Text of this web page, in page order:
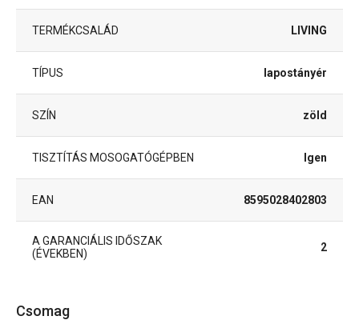
TERMÉKCSALÁD LIVING
TÍPUS lapostányér
SZÍN zöld
TISZTÍTÁS MOSOGATÓGÉPBEN Igen
EAN 8595028402803
A GARANCIÁLIS IDŐSZAK
(ÉVEKBEN)
2
Csomag